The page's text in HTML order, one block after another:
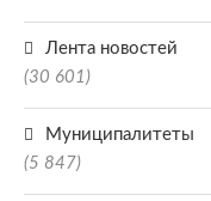
Лента новостей
(30 601)
Муниципалитеты
(5 847)